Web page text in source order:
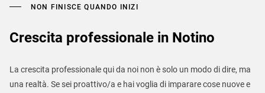
NON FINISCE QUANDO INIZI
Crescita professionale in Notino
La crescita professionale qui da noi non è solo un modo di dire, ma
una realtà. Se sei proattivo/a e hai voglia di imparare cose nuove e